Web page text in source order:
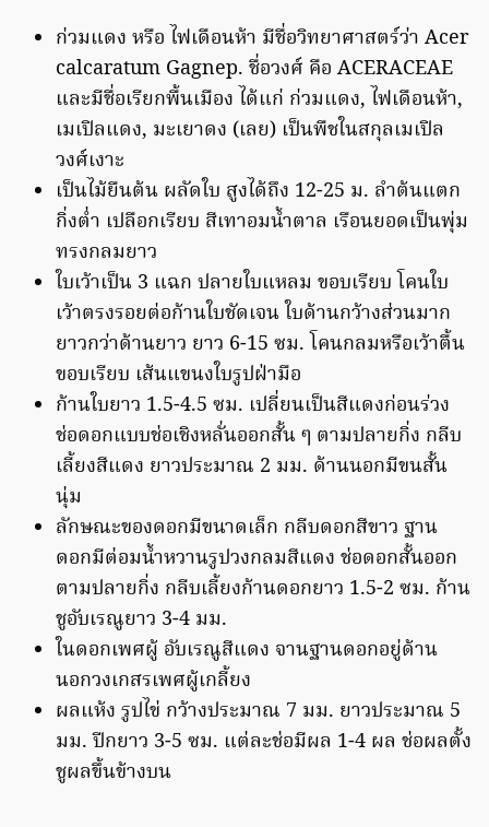
ก่วมแดง หรือ ไฟเดือนห้า มีชื่อวิทยาศาสตร์ว่า Acer
calcaratum Gagnep. ชื่อวงศ์ คือ ACERACEAE
และมีชื่อเรียกพื้นเมือง ได้แก่ ก่วมแดง, ไฟเดือนห้า,
เมเปิลแดง, มะเยาดง (เลย) เป็นพืชในสกุลเมเปิล
วงศ์เงาะ
เป็นไม้ยืนต้น ผลัดใบ สูงได้ถึง 12-25 ม. ลำต้นแตก
กิ่งต่ำ เปลือกเรียบ สีเทาอมน้ำตาล เรือนยอดเป็นพุ่ม
ทรงกลมยาว
ใบเว้าเป็น 3 แฉก ปลายใบแหลม ขอบเรียบ โคนใบ
เว้าตรงรอยต่อก้านใบชัดเจน ใบด้านกว้างส่วนมาก
ยาวกว่าด้านยาว ยาว 6-15 ซม. โคนกลมหรือเว้าตื้น
ขอบเรียบ เส้นแขนงใบรูปฝ่ามือ
ก้านใบยาว 1.5-4.5 ซม. เปลี่ยนเป็นสีแดงก่อนร่วง
ช่อดอกแบบช่อเชิงหลั่นออกสั้น ๆ ตามปลายกิ่ง กลีบ
เลี้ยงสีแดง ยาวประมาณ 2 มม. ด้านนอกมีขนสั้น
นุ่ม
ลักษณะของดอกมีขนาดเล็ก กลีบดอกสีขาว ฐาน
ดอกมีต่อมน้ำหวานรูปวงกลมสีแดง ช่อดอกสั้นออก
ตามปลายกิ่ง กลีบเลี้ยงก้านดอกยาว 1.5-2 ซม. ก้าน
ชูอับเรณูยาว 3-4 มม.
ในดอกเพศผู้ อับเรณูสีแดง จานฐานดอกอยู่ด้าน
นอกวงเกสรเพศผู้เกลี้ยง
ผลแห้ง รูปไข่ กว้างประมาณ 7 มม. ยาวประมาณ 5
มม. ปีกยาว 3-5 ซม. แต่ละช่อมีผล 1-4 ผล ช่อผลตั้ง
ชูผลขึ้นข้างบน